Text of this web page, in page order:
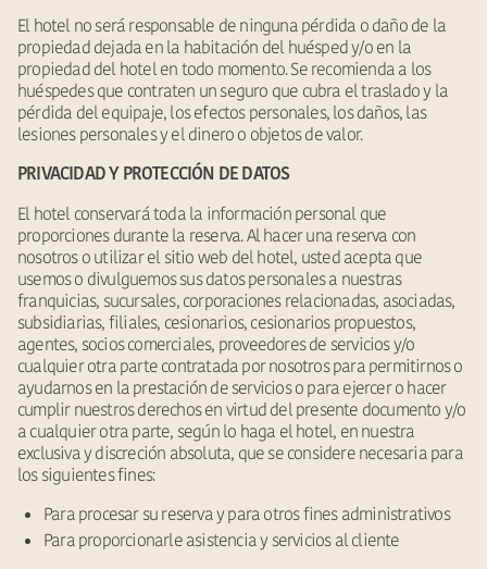
El hotel no será responsable de ninguna pérdida o daño de la
propiedad dejada en la habitación del huésped y/o en la
propiedad del hotel en todo momento. Se recomienda a los
huéspedes que contraten un seguro que cubra el traslado y la
pérdida del equipaje, los efectos personales, los daños, las
lesiones personales y el dinero o objetos de valor.
PRIVACIDAD Y PROTECCIÓN DE DATOS
El hotel conservará toda la información personal que
proporciones durante la reserva. Al hacer una reserva con
nosotros o utilizar el sitio web del hotel, usted acepta que
usemos o divulguemos sus datos personales a nuestras
franquicias, sucursales, corporaciones relacionadas, asociadas,
subsidiarias, filiales, cesionarios, cesionarios propuestos,
agentes, socios comerciales, proveedores de servicios y/o
cualquier otra parte contratada por nosotros para permitirnos o
ayudarnos en la prestación de servicios o para ejercer o hacer
cumplir nuestros derechos en virtud del presente documento y/o
a cualquier otra parte, según lo haga el hotel, en nuestra
exclusiva y discreción absoluta, que se considere necesaria para
los siguientes fines:
Para procesar su reserva y para otros fines administrativos
Para proporcionarle asistencia y servicios al cliente